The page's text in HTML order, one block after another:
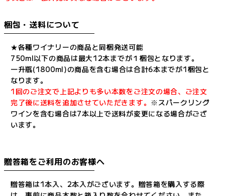
梱包・送料について
★各種ワイナリーの商品と同梱発送可能
750ml以下の商品は最大12本までが１梱包となります。
一升瓶(1800ml)の商品を含む場合は合計6本までが1梱包と
なります。
1回のご注文で上記よりも多い本数をご注文の場合、ご注文
完了後に送料を追加させていただきます。 ※スパークリング
ワインを含む場合は7本以上で送料が変更になる場合がござ
います。
贈答箱をご利用のお客様へ
贈答箱は1本入、2本入がございます。贈答箱を購入する際